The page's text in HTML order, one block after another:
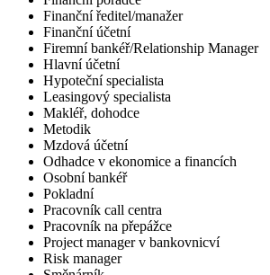
Finanční ředitel/manažer
Finanční účetní
Firemní bankéř/Relationship Manager
Hlavní účetní
Hypoteční specialista
Leasingový specialista
Makléř, dohodce
Metodik
Mzdová účetní
Odhadce v ekonomice a financích
Osobní bankéř
Pokladní
Pracovník call centra
Pracovník na přepážce
Project manager v bankovnicví
Risk manager